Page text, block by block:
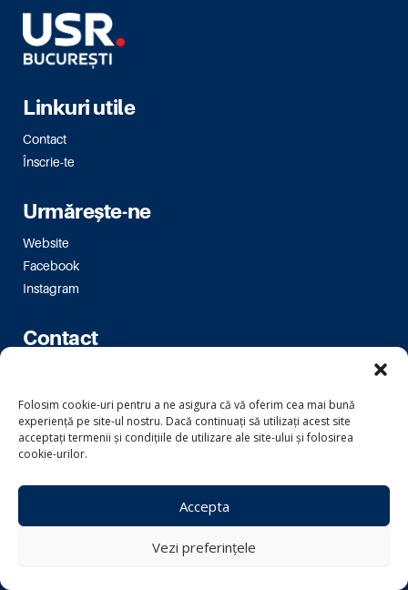
Folosim cookie-uri pentru a ne asigura că vă oferim cea mai bună
experiență pe site-ul nostru. Dacă continuați să utilizați acest site
acceptați termenii și condițiile de utilizare ale site-ului și folosirea
cookie-urilor.
Accepta
Vezi preferințele
Linkuri utile
Contact
Înscrie-te
Urmărește-ne
Website
Facebook
Instagram
Contact
bm.bucuresti@usr.ro
Copyright © 2024 Uniunea Salvați România
Informare prelucrarea datelor